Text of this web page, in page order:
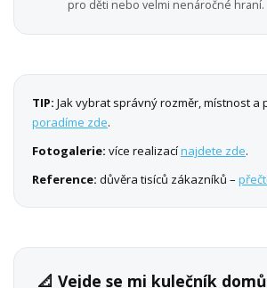
pro děti nebo velmi nenáročné hraní.
TIP: Jak vybrat správný rozměr, místnost a
poradíme zde.
Fotogalerie: více realizacínajdete zde.
Reference: důvěra tisíců zákazníků –
📐 Vejde se mi kulečník